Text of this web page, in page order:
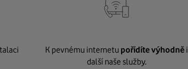
K pevnému internetu pořídíte výhodněi
další naše služby.